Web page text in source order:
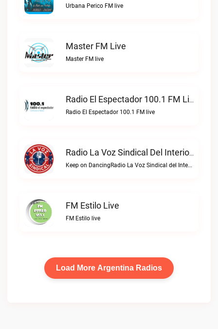
Urbana Perico FM live
Master FM Live
Master FM live
Radio El Espectador 100.1 FM Live
Radio El Espectador 100.1 FM live
Radio La Voz Sindical Del Interior Live
Keep on DancingRadio La Voz Sindical del Interior live
FM Estilo Live
FM Estilo live
Load More Argentina Radios